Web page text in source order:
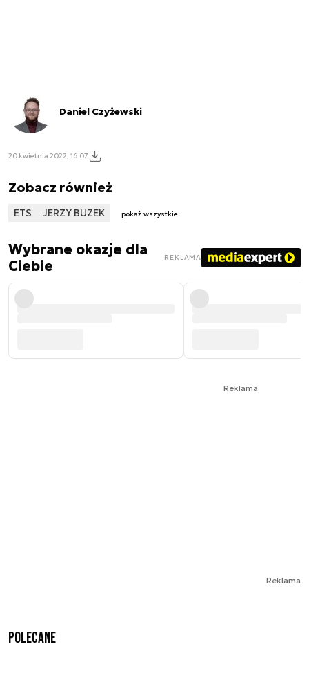
Daniel Czyżewski
20 kwietnia 2022, 16:07
Zobacz również
ETS JERZY BUZEK pokaż wszystkie
Wybrane okazje dla
Ciebie
REKLAMA
Reklama
Reklama
Polecane